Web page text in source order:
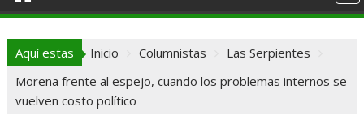
Aquí estas Inicio Columnistas
Las Serpientes
Morena frente al espejo, cuando los problemas internos se
vuelven costo político